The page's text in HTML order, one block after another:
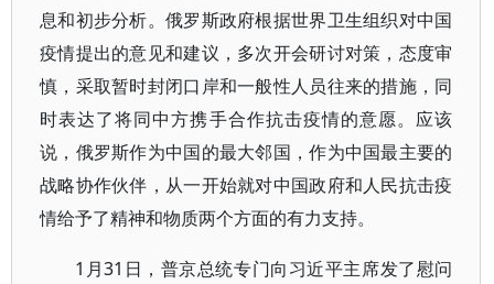
息和初步分析。俄罗斯政府根据世界卫生组织对中国
疫情提出的意见和建议，多次开会研讨对策，态度审
慎，采取暂时封闭口岸和一般性人员往来的措施，同
时表达了将同中方携手合作抗击疫情的意愿。应该
说，俄罗斯作为中国的最大邻国，作为中国最主要的
战略协作伙伴，从一开始就对中国政府和人民抗击疫
情给予了精神和物质两个方面的有力支持。
1月31日，普京总统专门向习近平主席发了慰问